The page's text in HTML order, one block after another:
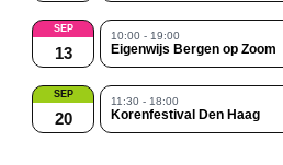
SEP
13
10:00 - 19:00
Eigenwijs Bergen op Zoom
SEP
20
11:30 - 18:00
Korenfestival Den Haag